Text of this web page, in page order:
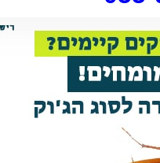
Liat Shavit
מצוינים. הגיע
שבת ניגש מיד לעבודה
לתפוס את החולדה. הסביר
הדברה מונעת.